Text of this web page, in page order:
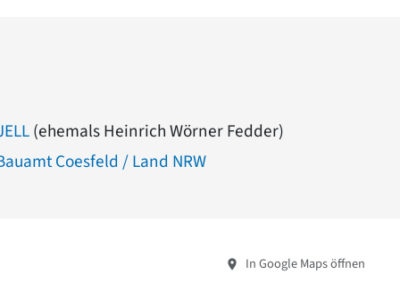
(ehemals Heinrich Wörner Fedder)
Coesfeld / Land NRW
In Google Maps öffnen